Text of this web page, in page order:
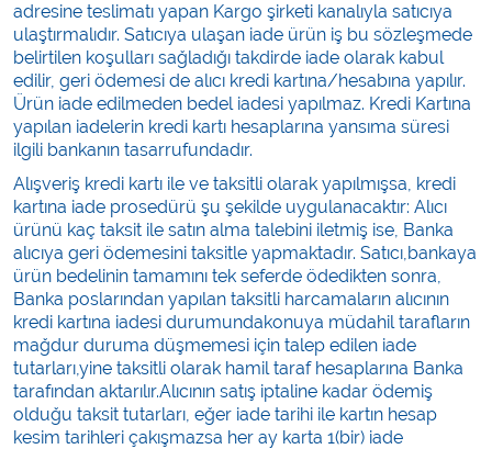
adresine teslimatı yapan Kargo şirketi kanalıyla satıcıya
ulaştırmalıdır. Satıcıya ulaşan iade ürün iş bu sözleşmede
belirtilen koşulları sağladığı takdirde iade olarak kabul
edilir, geri ödemesi de alıcı kredi kartına/hesabına yapılır.
Ürün iade edilmeden bedel iadesi yapılmaz. Kredi Kartına
yapılan iadelerin kredi kartı hesaplarına yansıma süresi
ilgili bankanın tasarrufundadır.
Alışveriş kredi kartı ile ve taksitli olarak yapılmışsa, kredi
kartına iade prosedürü şu şekilde uygulanacaktır: Alıcı
ürünü kaç taksit ile satın alma talebini iletmiş ise, Banka
alıcıya geri ödemesini taksitle yapmaktadır. Satıcı,bankaya
ürün bedelinin tamamını tek seferde ödedikten sonra,
Banka poslarından yapılan taksitli harcamaların alıcının
kredi kartına iadesi durumundakonuya müdahil tarafların
mağdur duruma düşmemesi için talep edilen iade
tutarları,yine taksitli olarak hamil taraf hesaplarına Banka
tarafından aktarılır.Alıcının satış iptaline kadar ödemiş
olduğu taksit tutarları, eğer iade tarihi ile kartın hesap
kesim tarihleri çakışmazsa her ay karta 1(bir) iade